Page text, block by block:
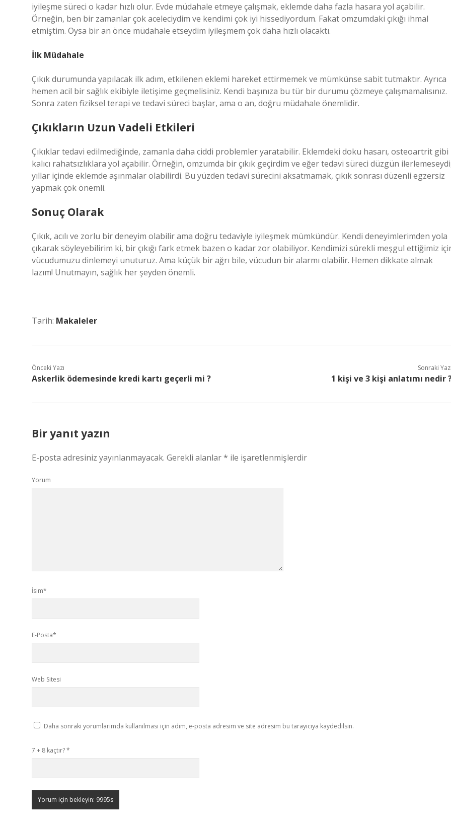
iyileşme süreci o kadar hızlı olur. Evde müdahale etmeye çalışmak, eklemde daha fazla hasara yol açabilir.
Örneğin, ben bir zamanlar çok aceleciydim ve kendimi çok iyi hissediyordum. Fakat omzumdaki çıkığı ihmal
etmiştim. Oysa bir an önce müdahale etseydim iyileşmem çok daha hızlı olacaktı.
İlk Müdahale
Çıkık durumunda yapılacak ilk adım, etkilenen eklemi hareket ettirmemek ve mümkünse sabit tutmaktır. Ayrıca
hemen acil bir sağlık ekibiyle iletişime geçmelisiniz. Kendi başınıza bu tür bir durumu çözmeye çalışmamalısınız.
Sonra zaten fiziksel terapi ve tedavi süreci başlar, ama o an, doğru müdahale önemlidir.
Çıkıkların Uzun Vadeli Etkileri
Çıkıklar tedavi edilmediğinde, zamanla daha ciddi problemler yaratabilir. Eklemdeki doku hasarı, osteoartrit gibi
kalıcı rahatsızlıklara yol açabilir. Örneğin, omzumda bir çıkık geçirdim ve eğer tedavi süreci düzgün
yıllar içinde eklemde aşınmalar olabilirdi. Bu yüzden tedavi sürecini aksatmamak, çıkık sonrası düzenli egzersiz
yapmak çok önemli.
Sonuç Olarak
Çıkık, acılı ve zorlu bir deneyim olabilir ama doğru tedaviyle iyileşmek mümkündür. Kendi deneyimlerimden yola
çıkarak söyleyebilirim ki, bir çıkığı fark etmek bazen o kadar zor olabiliyor. Kendimizi sürekli meşgul ettiğimiz
vücudumuzu dinlemeyi unuturuz. Ama küçük bir ağrı bile, vücudun bir alarmı olabilir. Hemen dikkate almak
lazım! Unutmayın, sağlık her şeyden önemli.
Tarih: Makaleler
Önceki Yazı
Askerlik ödemesinde kredi kartı geçerli mi ?
Sonraki Yazı
1 kişi ve 3 kişi anlatımı nedir
Bir yanıt yazın
E-posta adresiniz yayınlanmayacak. Gerekli alanlar* ile işaretlenmişlerdir
Yorum
İsim*
E-Posta*
Web Sitesi
Daha sonraki yorumlarımda kullanılması için adım, e-posta adresim ve site adresim bu tarayıcıya kaydedilsin.
7 + 8 kaçtır?*